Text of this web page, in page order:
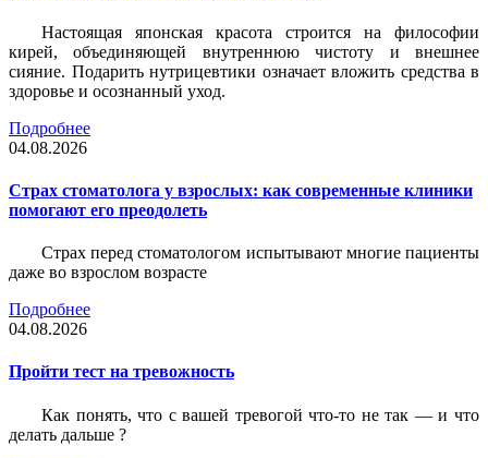
Настоящая японская красота строится на философии
кирей, объединяющей внутреннюю чистоту и внешнее
сияние. Подарить нутрицевтики означает вложить средства в
здоровье и осознанный уход.
Подробнее
04.08.2026
Страх стоматолога у взрослых: как современные клиники
помогают его преодолеть
Страх перед стоматологом испытывают многие пациенты
даже во взрослом возрасте
Подробнее
04.08.2026
Пройти тест на тревожность
Как понять, что с вашей тревогой что-то не так — и что
делать дальше ?